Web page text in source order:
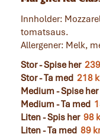
Innholder:
tomatsaus.
Allergener: Melk,
Stor - Spise her
Stor - Ta med 218
Medium - Spise her
Medium - Ta med
Liten - Spis her 98
Liten - Ta med 89 kr